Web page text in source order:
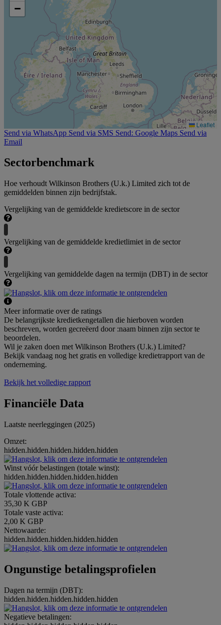
−
Leaflet
Send via WhatsApp Send via SMS Send: Google Maps Send via
Email
Sectorbenchmark
Hoe verhoudt Wilkinson Brothers (U.k.) Limited zich tot de
gemiddelden binnen zijn bedrijfstak.
Vergelijking van de gemiddelde kredietscore in de sector
Vergelijking van de gemiddelde kredietlimiet in de sector
Vergelijking van gemiddelde dagen na termijn (DBT) in de sector
Meer informatie over de ratings
De belangrijkste kredietkengetallen die hierboven worden
beschreven, worden gecreëerd door :naam binnen zijn sector te
beoordelen.
Wil je zaken doen met Wilkinson Brothers (U.k.) Limited?
Bekijk vandaag nog het gratis en volledige kredietrapport van de
onderneming.
Bekijk het volledige rapport
Financiële Data
Laatste neerleggingen (2025)
Omzet:
hidden.hidden.hidden.hidden.hidden
Winst vóór belastingen (totale winst):
hidden.hidden.hidden.hidden.hidden
Totale vlottende activa:
35,30 K GBP
Totale vaste activa:
2,00 K GBP
Nettowaarde:
hidden.hidden.hidden.hidden.hidden
Ongunstige betalingsprofielen
Dagen na termijn (DBT):
hidden.hidden.hidden.hidden.hidden
Negatieve betalingen: